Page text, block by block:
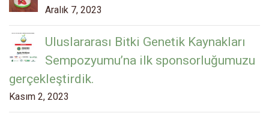
Aralık 7, 2023
Uluslararası Bitki Genetik Kaynakları
Sempozyumu’na ilk sponsorluğumuzu
gerçekleştirdik.
Kasım 2, 2023